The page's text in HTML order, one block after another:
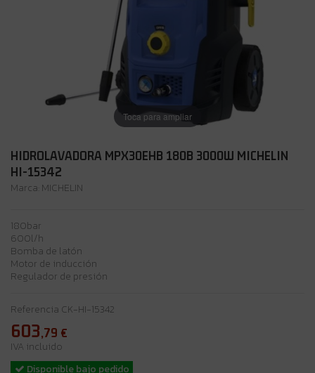
Toca para ampliar
HIDROLAVADORA MPX30EHB 180B 3000W MICHELIN
HI-15342
Marca: MICHELIN
180bar
600l/h
Bomba de latón
Motor de inducción
Regulador de presión
Referencia CK-HI-15342
603,79 €
IVA incluido
Disponible bajo pedido